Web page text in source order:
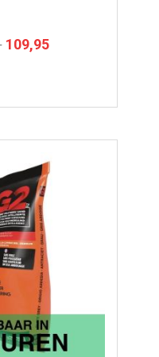
Speciale
109,95